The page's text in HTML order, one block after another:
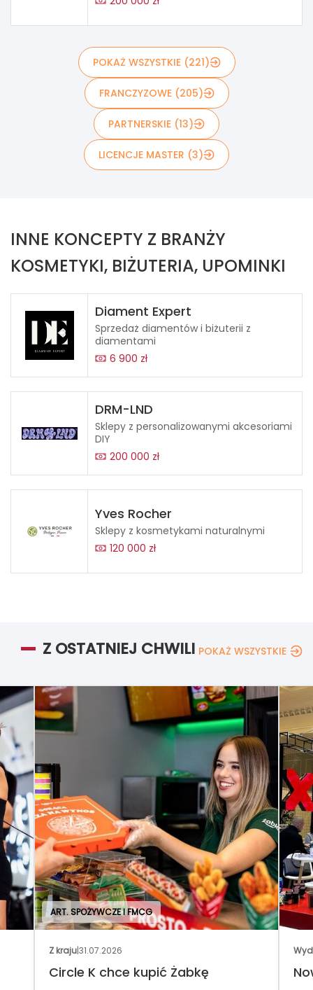
POKAŻ WSZYSTKIE (221)
FRANCZYZOWE (205)
PARTNERSKIE (13)
LICENCJE MASTER (3)
INNE KONCEPTY Z BRANŻY
KOSMETYKI, BIŻUTERIA, UPOMINKI
Diament Expert
Sprzedaż diamentów i biżuterii z
diamentami
6 900 zł
DRM-LND
Sklepy z personalizowanymi akcesoriami
DIY
200 000 zł
Yves Rocher
Sklepy z kosmetykami naturalnymi
120 000 zł
Z OSTATNIEJ CHWILI POKAŻ WSZYSTKIE
ART. SPOŻYWCZE I FMCG
Z kraju|31.07.2026
Circle K chce kupić Żabkę